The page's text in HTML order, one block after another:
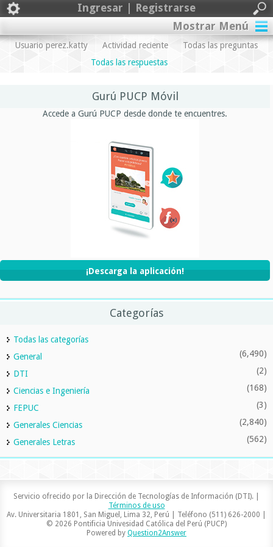
Ingresar | Registrarse
Mostrar Menú
Usuario perez.katty Actividad reciente
Todas las preguntas
Todas las respuestas
Gurú PUCP Móvil
Accede a Gurú PUCP desde donde te encuentres.
¡Descarga la aplicación!
Categorías
Todas las categorías
General
(6,490)
DTI (2)
Ciencias e Ingeniería (168)
FEPUC (3)
Generales Ciencias (2,840)
Generales Letras (562)
Servicio ofrecido por la Dirección de Tecnologías de Información (DTI). |
Términos de uso
Av. Universitaria 1801, San Miguel, Lima 32, Perú | Teléfono (511) 626-2000 |
© 2026 Pontificia Univesidad Católica del Perú (PUCP)
Powered by Question2Answer